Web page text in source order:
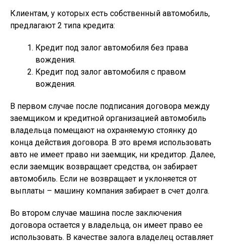
Клиентам, у которых есть собственный автомобиль,
предлагают 2 типа кредита:
Кредит под залог автомобиля без права
вождения.
Кредит под залог автомобиля с правом
вождения.
В первом случае после подписания договора между
заемщиком и кредитной организацией автомобиль
владельца помещают на охраняемую стоянку до
конца действия договора. В это время использовать
авто не имеет право ни заемщик, ни кредитор. Далее,
если заемщик возвращает средства, он забирает
автомобиль. Если не возвращает и уклоняется от
выплаты – машину компания забирает в счет долга.
Во втором случае машина после заключения
договора остается у владельца, он имеет право ее
использовать. В качестве залога владелец оставляет